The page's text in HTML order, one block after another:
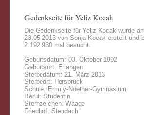
Gedenkseite für Yeliz Kocak
Die Gedenkseite für Yeliz Kocak wurde
23.05.2013 von Sonja Kocak erstellt und
2.192.930 mal besucht.
Geburtsdatum: 03. Oktober 1992
Geburtsort: Erlangen
Sterbedatum: 21. März 2013
Sterbeort: Hersbruck
Schule: Emmy-Noether-Gymnasium
Beruf: Studentin
Sternzeichen: Waage
Friedhof: Steudach